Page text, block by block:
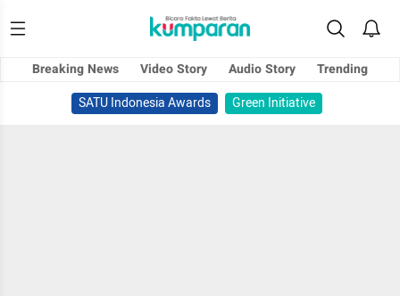
Breaking News Video Story Audio Story
Trending
SATU Indonesia Awards
Green Initiative